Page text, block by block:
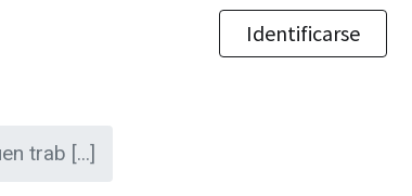
Identificarse
trab [...]